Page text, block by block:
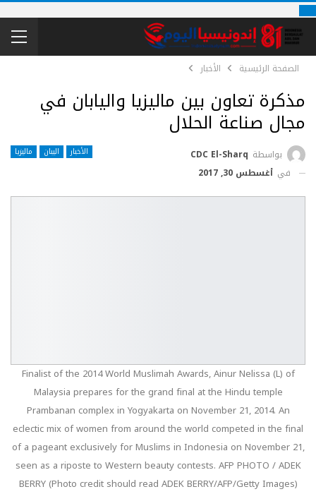
الصفحة الرئيسية الأخبار
مذكرة تعاون بين ماليزيا واليابان في
مجال صناعة الحلال
الأخبار اليبان ماليزيا بواسطة CDC El-Sharq
في أغسطس 30, 2017
Finalist of the 2014 World Muslimah Awards, Ainur Nelissa (L) of
Malaysia prepares for the grand final at the Hindu temple
Prambanan complex in Yogyakarta on November 21, 2014. An
eclectic mix of women from around the world competed in the final
of a pageant exclusively for Muslims in Indonesia on November 21,
seen as a riposte to Western beauty contests. AFP PHOTO / ADEK
BERRY (Photo credit should read ADEK BERRY/AFP/Getty Images)